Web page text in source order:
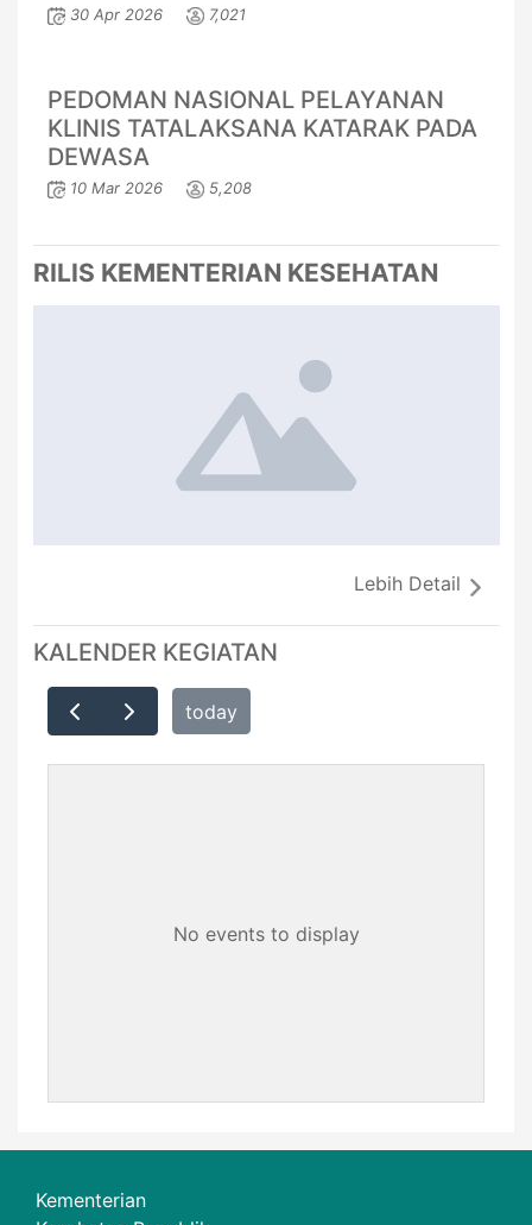
30 Apr 2026 7,021
PEDOMAN NASIONAL PELAYANAN
KLINIS TATALAKSANA KATARAK PADA
DEWASA
10 Mar 2026 5,208
RILIS KEMENTERIAN KESEHATAN
Lebih Detail
KALENDER KEGIATAN
today
No events to display
Kementerian